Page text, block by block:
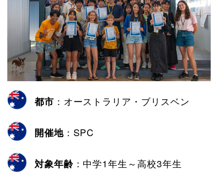
都市 ：オーストラリア・ブリスベン
開催地：SPC
対象年齢：中学1年生～高校3年生